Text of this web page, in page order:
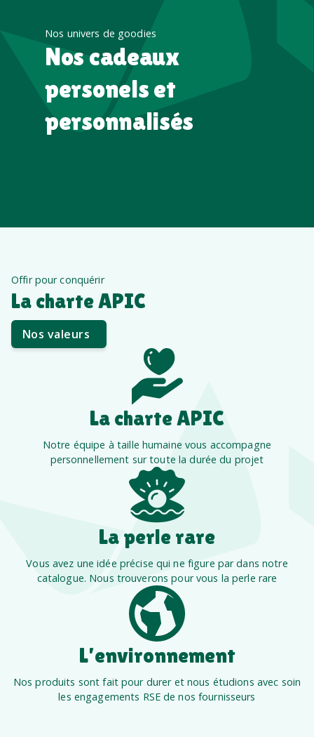
Nos univers de goodies
Nos cadeaux
personels et
personnalisés
Offir pour conquérir
La charte APIC
Nos valeurs
La charte APIC
Notre équipe à taille humaine vous accompagne
personnellement sur toute la durée du projet
La perle rare
Vous avez une idée précise qui ne figure par dans notre
catalogue. Nous trouverons pour vous la perle rare
L’environnement
Nos produits sont fait pour durer et nous étudions avec soin
les engagements RSE de nos fournisseurs